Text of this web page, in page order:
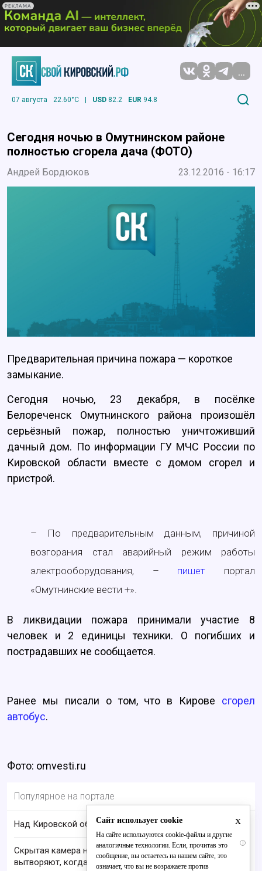
РЕКЛАМА
...
07 августа 22.60°C | USD 82.2 EUR 94.8
Сегодня ночью в Омутнинском районе
полностью сгорела дача (ФОТО)
Андрей Бордюков 23.12.2016 - 16:17
Предварительная причина пожара — короткое
замыкание.
Сегодня ночью, 23 декабря, в посёлке
Белореченск Омутнинского района произошёл
серьёзный пожар, полностью уничтоживший
дачный дом. По информации ГУ МЧС России по
Кировской области вместе с домом сгорел и
пристрой.
– По предварительным данным, причиной
возгорания стал аварийный режим работы
электрооборудования, – пишет портал
«Омутнинские вести +».
В ликвидации пожара принимали участие 8
человек и 2 единицы техники. О погибших и
пострадавших не сообщается.
Ранее мы писали о том, что в Кирове сгорел
автобус.
Фото: omvesti.ru
Популярное на портале
Над Кировской областью сбили БПЛА
i
Скрытая камера на пляже Крыма: Что люди
вытворяют, когда их не видят...
x
Сайт использует cookie
На сайте используются cookie-файлы и другие
аналогичные технологии. Если, прочитав это
сообщение, вы остаетесь на нашем сайте, это
означает, что вы не возражаете против